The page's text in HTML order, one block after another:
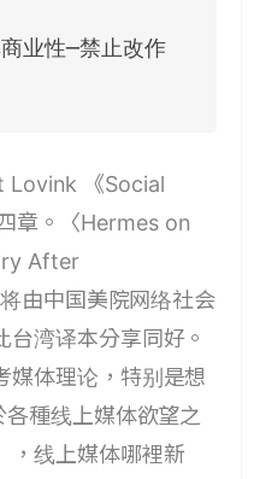
创用CC：姓名标示─非商业性─禁止改作
Lovink 《Social
章。〈Hermes on
After
由中国美院网络社会
湾译本分享同好。
媒体理论，特别是想
各種线上媒体欲望之
，线上媒体哪裡新